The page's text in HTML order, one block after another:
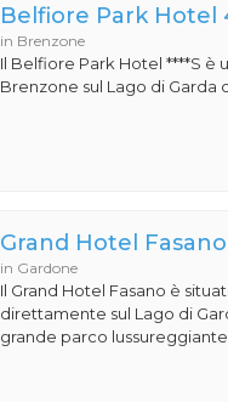
Belfiore Park Hotel
in Brenzone
Il Belfiore Park Hotel ****S è
Brenzone sul Lago di Garda
Grand Hotel Fasano
in Gardone
Il Grand Hotel Fasano è
direttamente sul Lago di
grande parco